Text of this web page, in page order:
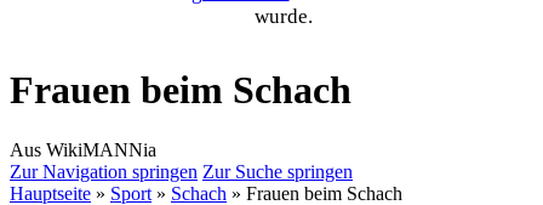
wurde.
Frauen beim Schach
Aus WikiMANNia
Zur Navigation springen Zur Suche springen
Hauptseite » Sport » Schach » Frauen beim Schach